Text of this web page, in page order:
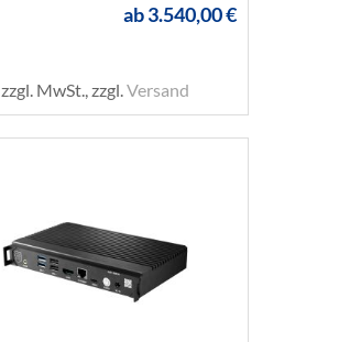
ab3.540,00 €
zzgl. MwSt., zzgl.Versand